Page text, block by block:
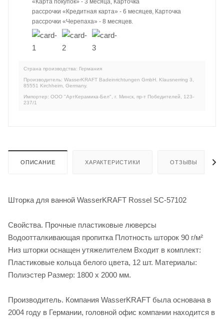
«Карта покупок» - 3 месяца, Карточка
рассрочки «Кредитная карта» - 6 месяцев, Карточка
рассрочки «Черепаха» - 8 месяцев.
Страна производства: Германия
Производитель: WasserKRAFT Badeinrichtungen GmbH. Klausnerring 3,
85551 Kirchheim, Germany.
Импортер: ООО "АртКерамика-Бел", г. Минск, пр-т Победителей, 123-
237/1
ОПИСАНИЕ ХАРАКТЕРИСТИКИ ОТЗЫВЫ
Шторка для ванной WasserKRAFT Rossel SC-57102
Свойства. Прочные пластиковые люверсы
Водоотталкивающая пропитка Плотность шторок 90 г/м²
Низ шторки оснащен утяжелителем Входит в комплект:
Пластиковые кольца белого цвета, 12 шт. Материалы:
Полиэстер Размер: 1800 х 2000 мм.
Производитель. Компания WasserKRAFT была основана в
2004 году в Германии, головной офис компании находится в